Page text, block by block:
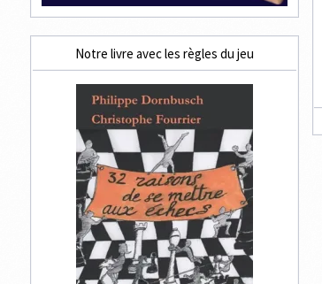
Notre livre avec les règles du jeu